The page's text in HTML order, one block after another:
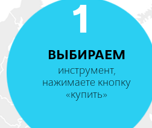
1
ВЫБИРАЕМ
инструмент,
нажимаете кнопку
«купить»